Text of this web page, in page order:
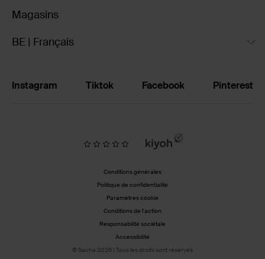
Magasins
BE | Français
Instagram Tiktok Facebook Pinterest
Conditions générales
Politique de confidentialité
Paramètres cookie
Conditions de l'action
Responsabilité sociétale
Accessibilité
© Sacha 2026 | Tous les droits sont réservés